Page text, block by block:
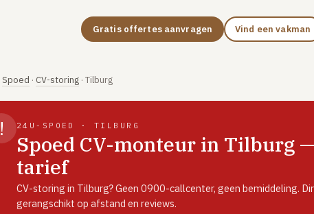
Gratis offertes aanvragen Vind een vakman
Spoed · CV-storing · Tilburg
! 24U-SPOED · TILBURG
Spoed CV-monteur in Tilburg
tarief
CV-storing in Tilburg? Geen 0900-callcenter, geen bemiddeling.
gerangschikt op afstand en reviews.